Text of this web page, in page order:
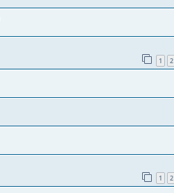
1 2
1 2